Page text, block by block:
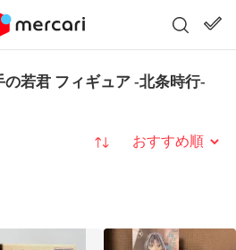
若君 フィギュア -北条時行-
並び替え